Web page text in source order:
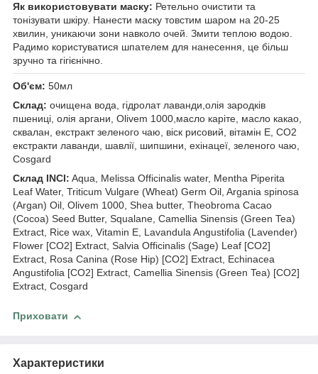
Як використовувати маску: Ретельно очистити та
тонізувати шкіру. Нанести маску товстим шаром на 20-25
хвилин, уникаючи зони навколо очей. Змити теплою водою.
Радимо користуватися шпателем для нанесення, це більш
зручно та гігієнічно.
Об'єм: 50мл
Склад: очищена вода, гідролат лаванди,олія зародків
пшениці, олія аргани, Olivem 1000,масло каріте, масло какао,
сквалан, екстракт зеленого чаю, віск рисовий, вітамін E, CO2
екстракти лаванди, шавлії, шипшини, ехінацеї, зеленого чаю,
Cosgard
Склад INCI: Aqua, Melissa Officinalis water, Mentha Piperita
Leaf Water, Triticum Vulgare (Wheat) Germ Oil, Argania spinosa
(Argan) Oil, Olivem 1000, Shea butter, Theobroma Cacao
(Cocoa) Seed Butter, Squalane, Camellia Sinensis (Green Tea)
Extract, Rice wax, Vitamin E, Lavandula Angustifolia (Lavender)
Flower [CO2] Extract, Salvia Officinalis (Sage) Leaf [CO2]
Extract, Rosa Canina (Rose Hip) [CO2] Extract, Echinacea
Angustifolia [CO2] Extract, Camellia Sinensis (Green Tea) [CO2]
Extract, Cosgard
Приховати
Характеристики